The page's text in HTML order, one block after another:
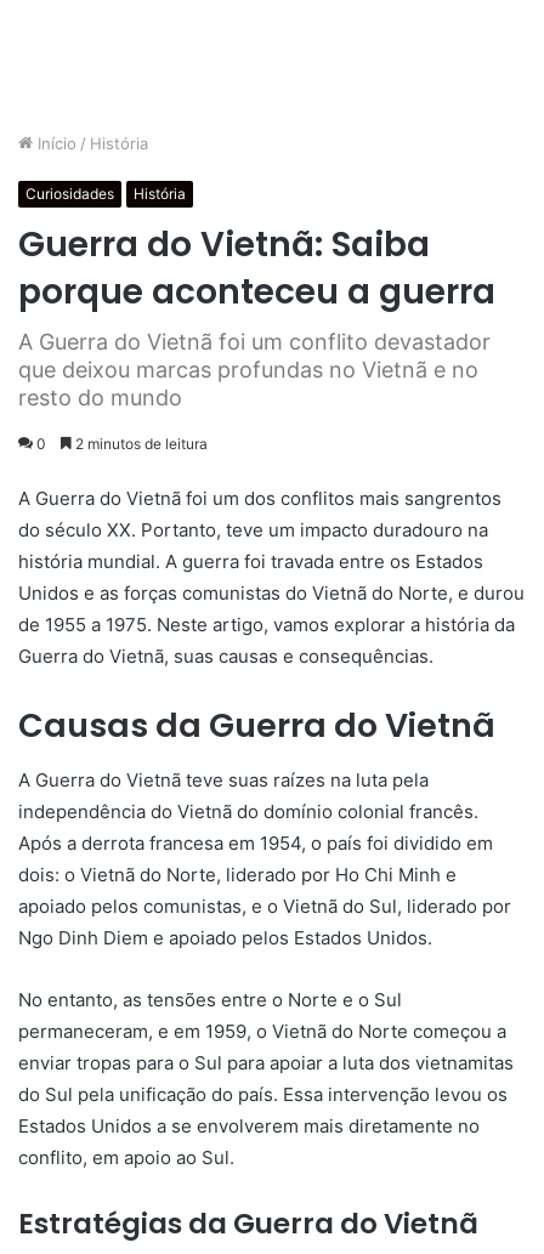
Início / História
Curiosidades História
Guerra do Vietnã: Saiba
porque aconteceu a guerra
A Guerra do Vietnã foi um conflito devastador
que deixou marcas profundas no Vietnã e no
resto do mundo
0 2 minutos de leitura
A Guerra do Vietnã foi um dos conflitos mais sangrentos
do século XX. Portanto, teve um impacto duradouro na
história mundial. A guerra foi travada entre os Estados
Unidos e as forças comunistas do Vietnã do Norte, e durou
de 1955 a 1975. Neste artigo, vamos explorar a história da
Guerra do Vietnã, suas causas e consequências.
Causas da Guerra do Vietnã
A Guerra do Vietnã teve suas raízes na luta pela
independência do Vietnã do domínio colonial francês.
Após a derrota francesa em 1954, o país foi dividido em
dois: o Vietnã do Norte, liderado por Ho Chi Minh e
apoiado pelos comunistas, e o Vietnã do Sul, liderado por
Ngo Dinh Diem e apoiado pelos Estados Unidos.
No entanto, as tensões entre o Norte e o Sul
permaneceram, e em 1959, o Vietnã do Norte começou a
enviar tropas para o Sul para apoiar a luta dos vietnamitas
do Sul pela unificação do país. Essa intervenção levou os
Estados Unidos a se envolverem mais diretamente no
conflito, em apoio ao Sul.
Estratégias da Guerra do Vietnã